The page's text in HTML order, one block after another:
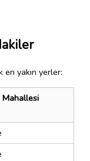
yakın yerler: